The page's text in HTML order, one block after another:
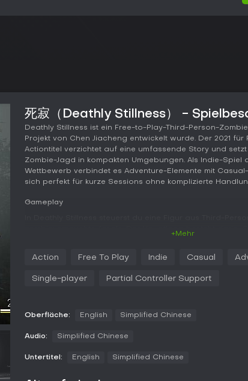
死寂（Deathly Stillness） -
Deathly Stillness ist ein Free-to-Play-Third-Person-
Projekt von Chen Jiacheng entwickelt wurde. Der 2021 für
Actiontitel verzichtet auf eine umfassende Story und
Zombie-Jagd in kompakten Umgebungen. Als Indie-Spiel
Wettbewerb verbindet es Adventure-Elemente mit
sich perfekt für kurze Sessions ohne komplizierte
Gameplay
Management ins Spiel. Nahkampf ist zentral: Fünf oder
Spiel umfasst Systeme für Bewegung, Item-Pickups,
Templates. Waffen unterscheiden sich in der
+Mehr
Action Free To Play Indie Casual
Single-player Partial Controller Support
Oberfläche: English Simplified Chinese
Audio: Simplified Chinese
Untertitel: English Simplified Chinese